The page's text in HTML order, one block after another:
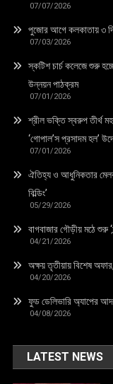
07/07/2026
পুজোর আগে কলকাতায় ৩
07/03/2026
স্কটিশ চার্চ কলেজে শুরু
উন্নয়ন পাঠক্রম
07/01/2026
শ্রীল ভক্তি স্বরুপ তীর্থ
‘গোপাল’স প্রসাদম হল’
07/01/2026
ঐতিহ্য ও আধুনিকতার
বিল্ডিং’
05/29/2026
বাগবাজার গৌড়ীয় মঠে শুরু
04/21/2026
অক্ষয় তৃতীয়ায় বিশেষ
04/20/2026
ফুড ডেলিভারি অ্যাপের
04/08/2026
LATEST NEWS